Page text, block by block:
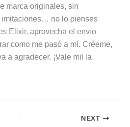
marca originales, sin
imitaciones… no lo pienses
Elixir, aprovecha el envío
como me pasó a mí. Créeme,
a agradecer. ¡Vale mil la
NEXT